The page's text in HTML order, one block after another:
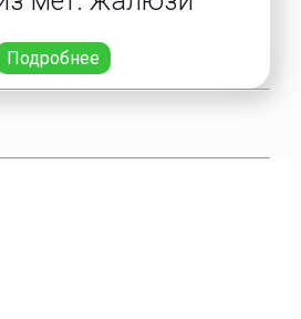
Подробнее